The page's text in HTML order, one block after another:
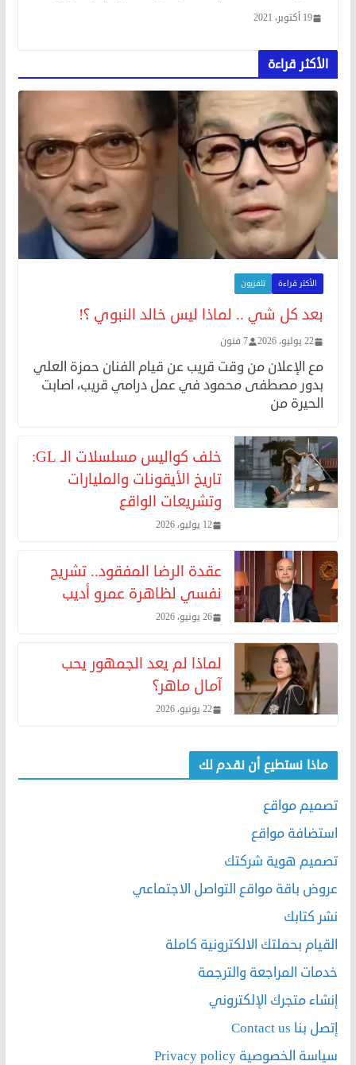
19 أكتوبر، 2021
الأكثر قراءة
الأكثر قراءة تلفزيون
بعد كل شي .. لماذا ليس خالد النبوي ؟!
22 يوليو، 2026 7 فنون
مع الإعلان من وقت قريب عن قيام الفنان حمزة العلي
بدور مصطفى محمود في عمل درامي قريب، اصابت
الحيرة من
خلف كواليس مسلسلات الـ GL:
تاريخ الأيقونات والمليارات
وتشريعات الواقع
12 يوليو، 2026
عقدة الرضا المفقود.. تشريح
نفسي لظاهرة عمرو أديب
26 يونيو، 2026
لماذا لم يعد الجمهور يحب
آمال ماهر؟
22 يونيو، 2026
ماذا نستطيع أن نقدم لك
تصميم مواقع
استضافة مواقع
تصميم هوية شركتك
عروض باقة مواقع التواصل الاجتماعي
نشر كتابك
القيام بحملتك الالكترونية كاملة
خدمات المراجعة والترجمة
إنشاء متجرك الإلكتروني
إتصل بنا Contact us
سياسة الخصوصية Privacy policy